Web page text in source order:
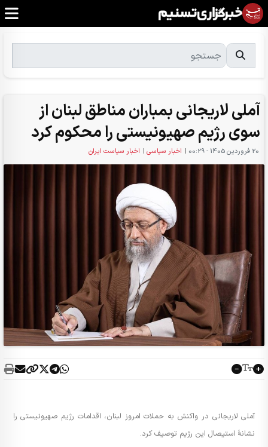
آملی لاریجانی بمباران مناطق لبنان از
سوی رژیم صهیونیستی را محکوم کرد
20 فروردين 1405 - 00:29 | اخبار سیاسی | اخبار سیاست ایران
آملی لاریجانی در واکنش به حملات امروز لبنان، اقدامات رژیم صهیونیستی را
نشانۀ استیصال این رژیم توصیف کرد.